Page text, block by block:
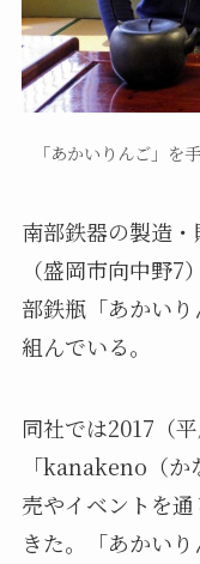
「あかいりんご」を
南部鉄器の製造・
（盛岡市向中野
部鉄瓶「あかい
組んでいる。
同社では2017（
「kanakeno（
売やイベントを
きた。「あかい